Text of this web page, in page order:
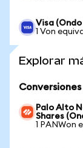
Visa
1 Von
Explorar
Palo Alto
Shares
1 PANWon